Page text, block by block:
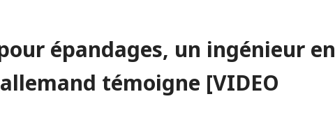
épandages, un ingénieur en
témoigne [VIDEO